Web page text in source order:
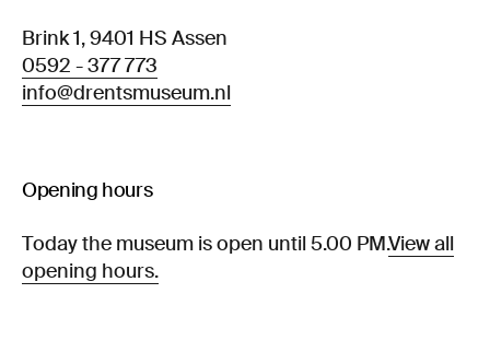
Brink 1, 9401 HS Assen
0592 - 377 773
info@drentsmuseum.nl
Opening hours
Today the museum is open until 5.00 PM.View all
opening hours.